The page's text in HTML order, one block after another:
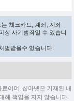
체크카드, 계좌, 계좌
싱 사기범죄일 수 있습니
벌받을수 있습니다.
이며, 샵마넷은 기재된 내
해 책임을 지지 않습니다.